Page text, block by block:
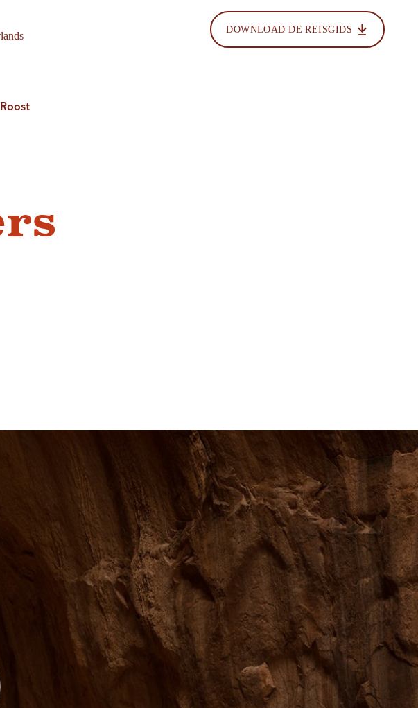
weergave in-/uitschakelen DOWNLOAD DE REISGIDS